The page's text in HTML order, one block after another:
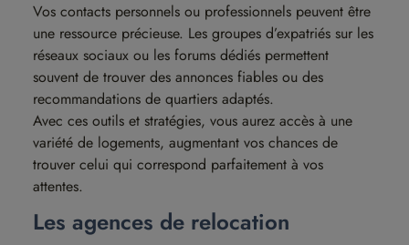
Vos contacts personnels ou professionnels peuvent être
une ressource précieuse. Les groupes d’expatriés sur les
réseaux sociaux ou les forums dédiés permettent
souvent de trouver des annonces fiables ou des
recommandations de quartiers adaptés.
Avec ces outils et stratégies, vous aurez accès à une
variété de logements, augmentant vos chances de
trouver celui qui correspond parfaitement à vos
attentes.
Les agences de relocation